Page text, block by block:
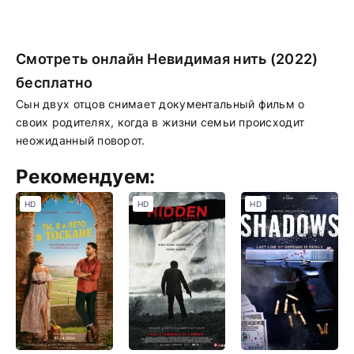
Смотреть онлайн Невидимая нить (2022)
бесплатно
Cын двух отцов снимает документальный фильм о
своих родителях, когда в жизни семьи происходит
неожиданный поворот.
Рекомендуем:
HD HD HD